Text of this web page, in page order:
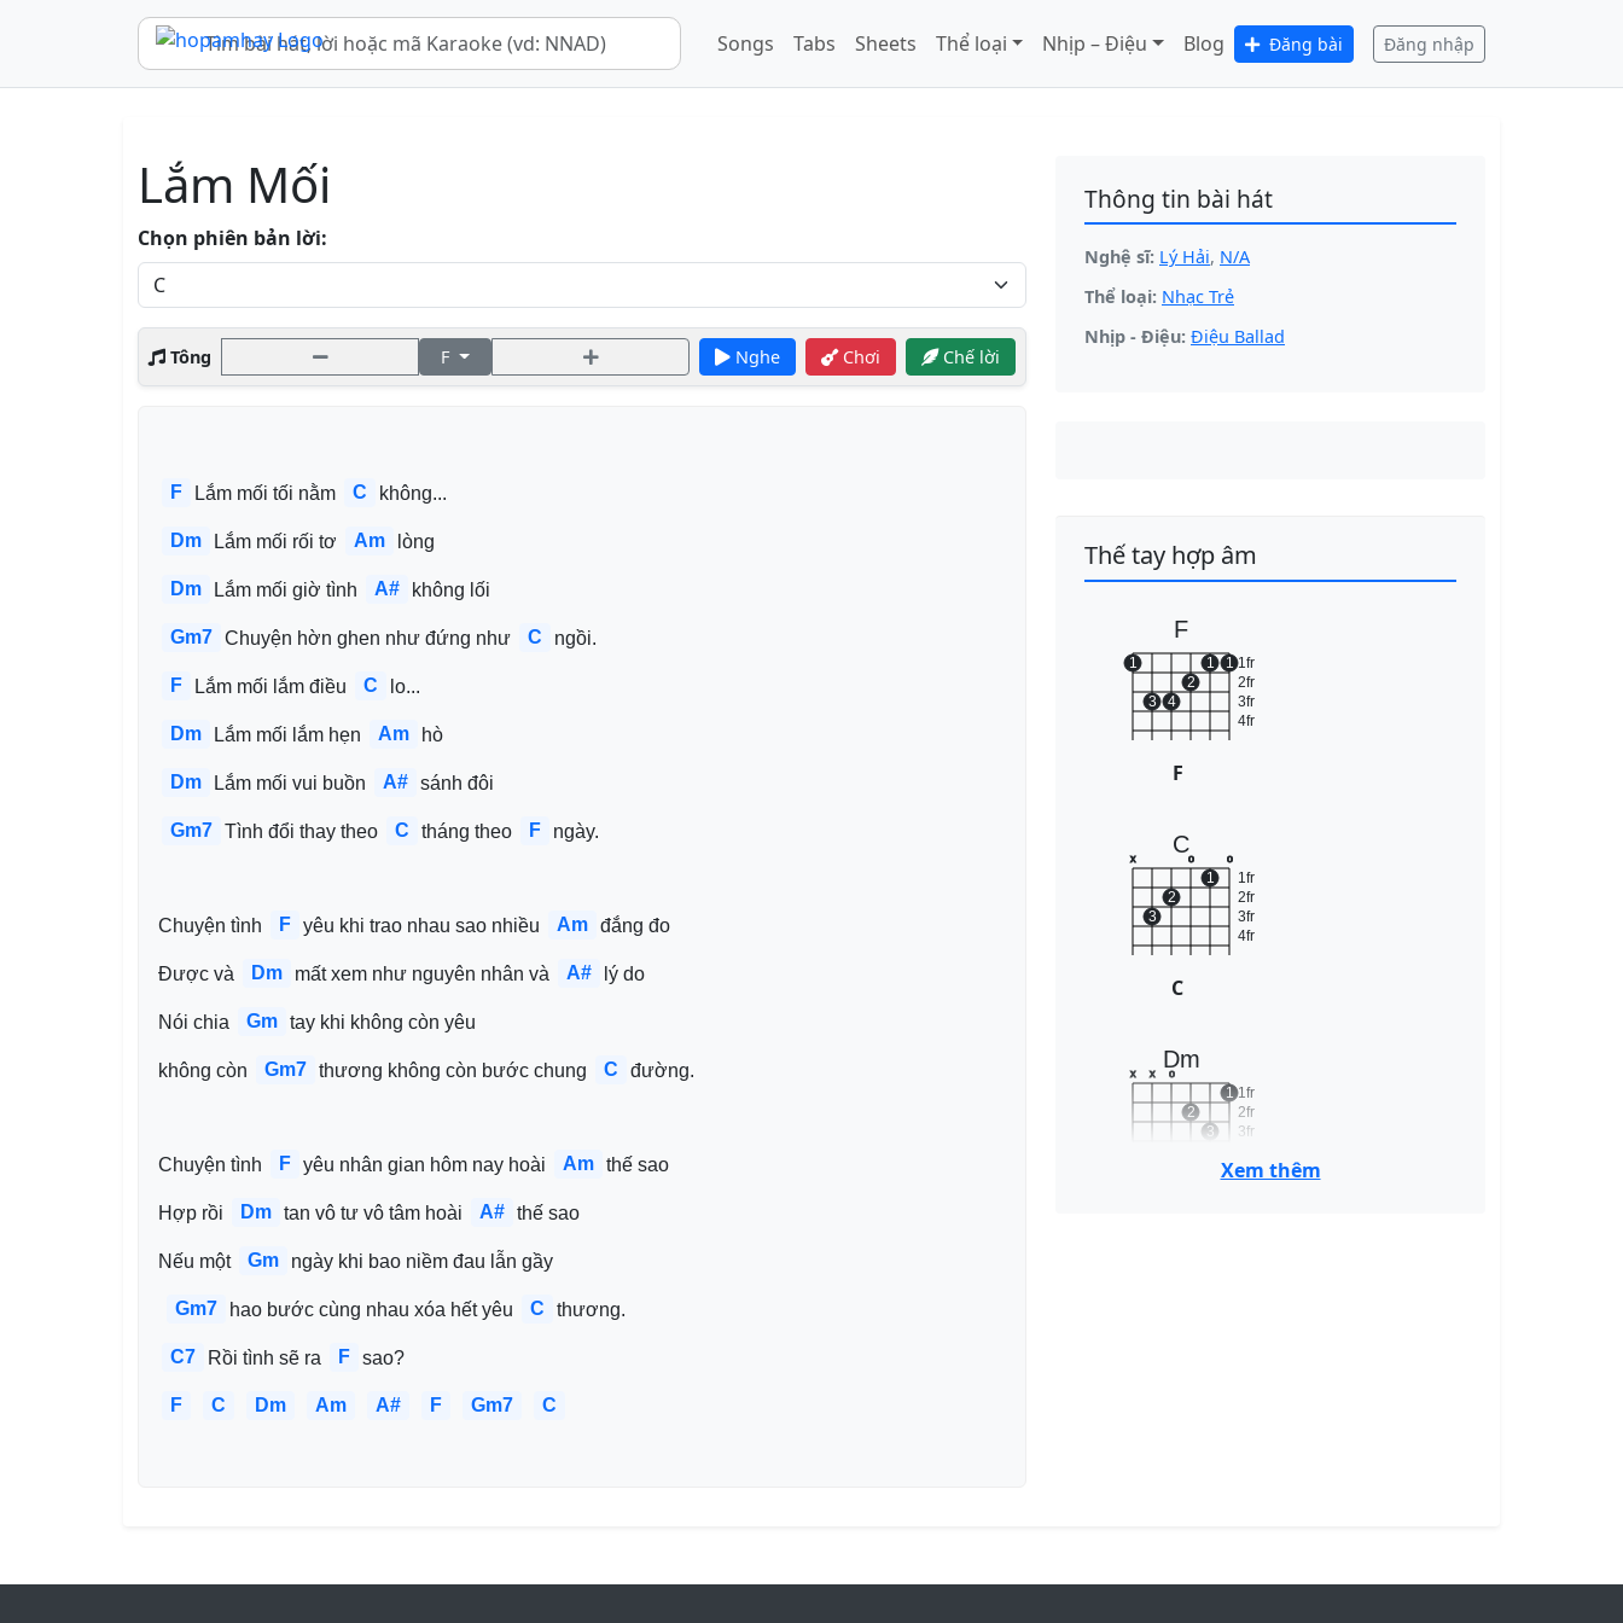
Songs Tabs Sheets Thể loại Nhịp – Điệu Blog Đăng bài Đăng nhập
Lắm Mối
Chọn phiên bản lời:
Tông F Nghe Chơi Chế lời
F Lắm mối tối nằm C không...
Dm Lắm mối rối tơ Am lòng
Dm Lắm mối giờ tình A# không lối
Gm7 Chuyện hờn ghen như đứng như C ngồi.
F Lắm mối lắm điều C lo...
Dm Lắm mối lắm hẹn Am hò
Dm Lắm mối vui buồn A# sánh đôi
Gm7 Tình đổi thay theo C tháng theo F ngày.
Chuyện tình F yêu khi trao nhau sao nhiều Am đắng đo
Được và Dm mất xem như nguyên nhân và A# lý do
Nói chia Gm tay khi không còn yêu
không còn Gm7 thương không còn bước chung C đường.
Chuyện tình F yêu nhân gian hôm nay hoài Am thế sao
Hợp rồi Dm tan vô tư vô tâm hoài A# thế sao
Nếu một Gm ngày khi bao niềm đau lẫn gầy
Gm7 hao bước cùng nhau xóa hết yêu C thương.
C7 Rồi tình sẽ ra F sao?﻿
F C Dm Am A# F Gm7 C
Thông tin bài hát
Nghệ sĩ: Lý Hải, N/A
Thể loại: Nhạc Trẻ
Nhịp - Điệu: Điệu Ballad
Thế tay hợp âm
F
1fr
2fr
3fr
4fr
1
3 4
2
1 1
F
C
1fr
2fr
3fr
4fr
x
3
2
o
1
o
C
Dm
1fr
2fr
3fr
x x o
2
3
1
4fr
Xem thêm